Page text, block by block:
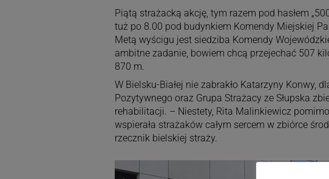
Piątą strażacką akcję, tym razem pod hasłem
tuż po 8.00 pod budynkiem Komendy Miejskiej
Metą wyścigu jest siedziba Komendy
ambitne zadanie, bowiem chcą przejechać 507
870 m.
W Bielsku-Białej nie zabrakło Katarzyny Konwy,
Pozytywnego oraz Grupa Strażacy ze Słupska
rehabilitacji. – Niestety, Rita Malinkiewicz
wspierała strażaków całym sercem w zbiórce
rzecznik bielskiej straży.